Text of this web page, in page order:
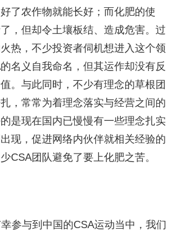
了农作物就能长好；而化肥的使
，但却令土壤板结、造成危害。过
热，不少投资者伺机想进入这个领
名义自我命名，但其运作却没有反
。与此同时，不少有理念的草根团
，常常为着理念落实与经营之间的
是现在国内已慢慢有一些理念扎实
现，促进网络内伙伴就相关经验的
CSA团队避免了要上化肥之苦。
参与到中国的CSA运动当中，我们